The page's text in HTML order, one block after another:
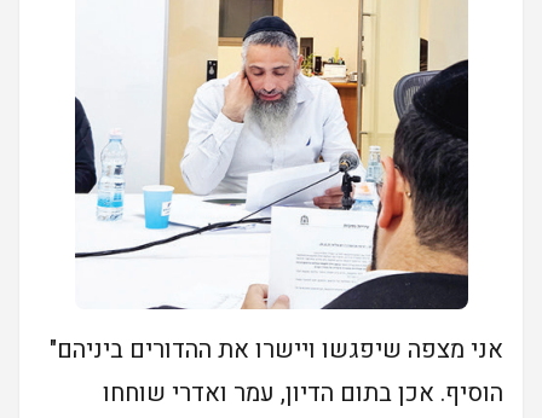
אני מצפה שיפגשו ויישרו את ההדורים ביניהם"
הוסיף. אכן בתום הדיון, עמר ואדרי שוחחו